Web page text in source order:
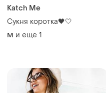
Katch Me
Сукня коротка🖤🤍
M и еще 1